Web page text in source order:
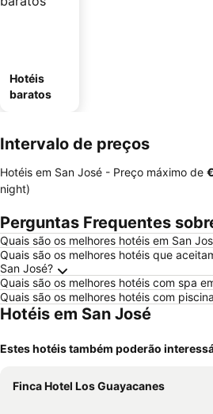
Hotéis
baratos
Intervalo de preços
Hotéis em San José - Preço máximo de
night)
Perguntas Frequentes
Quais são os melhores hotéis em San
Quais são os melhores hotéis que
San José?
Quais são os melhores hotéis com spa
Quais são os melhores hotéis com
Hotéis em San José
Estes hotéis também poderão
Finca Hotel Los Guayacanes